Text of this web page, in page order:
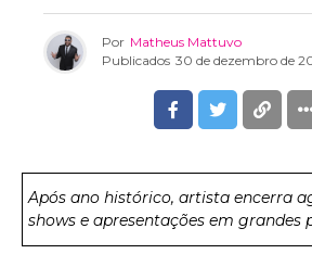
Por Matheus Mattuvo
Publicados 30 de dezembro de
Após ano histórico, artista encerra
shows e apresentações em grandes